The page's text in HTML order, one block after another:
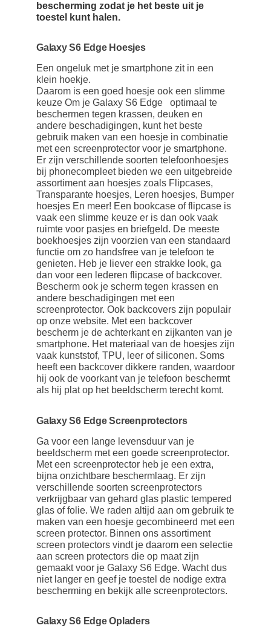
bescherming zodat je het beste uit je
toestel kunt halen.
Galaxy S6 Edge Hoesjes
Een ongeluk met je smartphone zit in een
klein hoekje.
Daarom is een goed hoesje ook een slimme
keuze Om je Galaxy S6 Edge optimaal te
beschermen tegen krassen, deuken en
andere beschadigingen, kunt het beste
gebruik maken van een hoesje in combinatie
met een screenprotector voor je smartphone.
Er zijn verschillende soorten telefoonhoesjes
bij phonecompleet bieden we een uitgebreide
assortiment aan hoesjes zoals Flipcases,
Transparante hoesjes, Leren hoesjes, Bumper
hoesjes En meer! Een bookcase of flipcase is
vaak een slimme keuze er is dan ook vaak
ruimte voor pasjes en briefgeld. De meeste
boekhoesjes zijn voorzien van een standaard
functie om zo handsfree van je telefoon te
genieten. Heb je liever een strakke look, ga
dan voor een lederen flipcase of backcover.
Bescherm ook je scherm tegen krassen en
andere beschadigingen met een
screenprotector. Ook backcovers zijn populair
op onze website. Met een backcover
bescherm je de achterkant en zijkanten van je
smartphone. Het materiaal van de hoesjes zijn
vaak kunststof, TPU, leer of siliconen. Soms
heeft een backcover dikkere randen, waardoor
hij ook de voorkant van je telefoon beschermt
als hij plat op het beeldscherm terecht komt.
Galaxy S6 Edge Screenprotectors
Ga voor een lange levensduur van je
beeldscherm met een goede screenprotector.
Met een screenprotector heb je een extra,
bijna onzichtbare beschermlaag. Er zijn
verschillende soorten screenprotectors
verkrijgbaar van gehard glas plastic tempered
glas of folie. We raden altijd aan om gebruik te
maken van een hoesje gecombineerd met een
screen protector. Binnen ons assortiment
screen protectors vindt je daarom een selectie
aan screen protectors die op maat zijn
gemaakt voor je Galaxy S6 Edge. Wacht dus
niet langer en geef je toestel de nodige extra
bescherming en bekijk alle screenprotectors.
Galaxy S6 Edge Opladers